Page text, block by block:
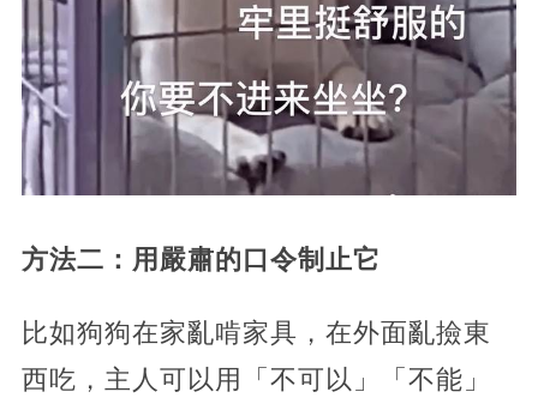
方法二：用嚴肅的口令制止它
比如狗狗在家亂啃家具，在外面亂撿東
西吃，主人可以用「不可以」「不能」